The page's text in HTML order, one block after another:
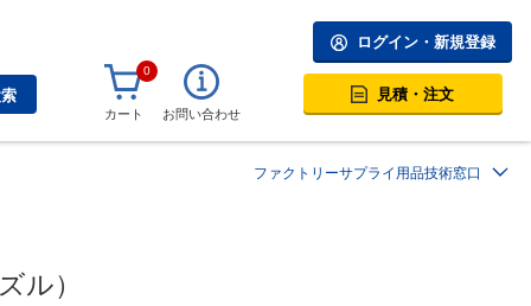
ログイン・新規登録
0
カート お問い合わせ
見積・注文
ファクトリーサプライ用品技術窓口
ル）